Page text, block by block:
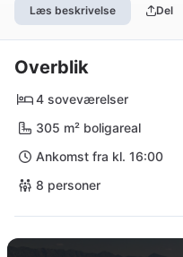
Læs beskrivelse Del
Overblik
4 soveværelser
305 m² boligareal
Ankomst fra kl. 16:00
8 personer